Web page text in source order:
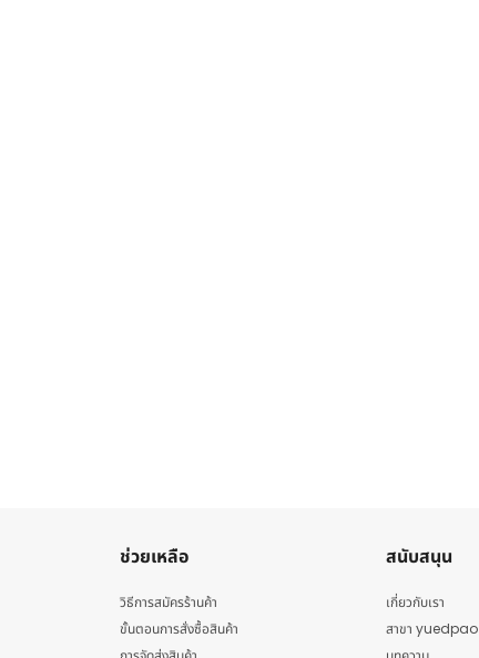
ช่วยเหลือ
วิธีการสมัครร้านค้า
ขั้นตอนการสั่งซื้อสินค้า
สนับสนุน
เกี่ยวกับเรา
สาขา yuedpao